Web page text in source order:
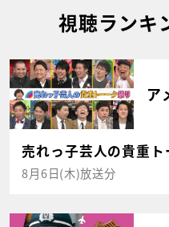
視聴ランキ
ア
売れっ子芸人の貴重
8月6日(木)放送分